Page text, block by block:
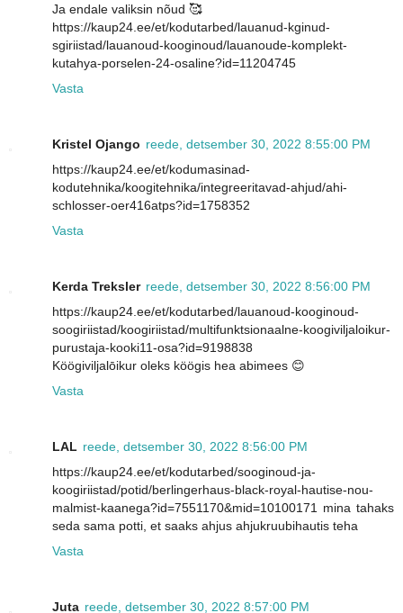
Ja endale valiksin nõud 🥰
https://kaup24.ee/et/kodutarbed/lauanud-kginud-
sgiriistad/lauanoud-kooginoud/lauanoude-komplekt-
kutahya-porselen-24-osaline?id=11204745
Vasta
Kristel Ojango reede, detsember 30, 2022 8:55:00 PM
https://kaup24.ee/et/kodumasinad-
kodutehnika/koogitehnika/integreeritavad-ahjud/ahi-
schlosser-oer416atps?id=1758352
Vasta
Kerda Treksler reede, detsember 30, 2022 8:56:00 PM
https://kaup24.ee/et/kodutarbed/lauanoud-kooginoud-
soogiriistad/koogiriistad/multifunktsionaalne-koogiviljaloikur-
purustaja-kooki11-osa?id=9198838
Köögiviljalōikur oleks köögis hea abimees 😊
Vasta
LAL reede, detsember 30, 2022 8:56:00 PM
https://kaup24.ee/et/kodutarbed/sooginoud-ja-
koogiriistad/potid/berlingerhaus-black-royal-hautise-nou-
malmist-kaanega?id=7551170&mid=10100171 mina tahaks
seda sama potti, et saaks ahjus ahjukruubihautis teha
Vasta
Juta reede, detsember 30, 2022 8:57:00 PM